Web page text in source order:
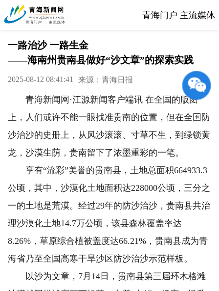
青海门户 主流媒体
一路治沙 一路生金
——海南州贵南县做好“沙文章”的探索实践
2025-08-12 08:41:41 来源：青海日报
青海新闻网·江源新闻客户端讯 在全国的版图
上，人们或许不能一眼找准贵南的位置，但在全国防
沙治沙的史册上，从风沙滚滚、寸草不生，到绿锁黄
龙，沙漠生荫，贵南留下了浓墨重彩的一笔。
享有“流彩”美誉的贵南县，土地总面积664933.3
公顷，其中，沙漠化土地面积达228000公顷，三分之
一的土地是荒漠。经过29年的防沙治沙，贵南县共治
理沙漠化土地14.7万公顷，该县森林覆盖率达
8.26%，草原综合植被盖度达66.21%，贵南县成为青
海省乃至全国高寒干旱沙区防沙治沙示范样板。
以沙为文章，7月14日，贵南县第三届环木格滩